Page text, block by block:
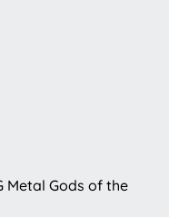
Metal Gods of the